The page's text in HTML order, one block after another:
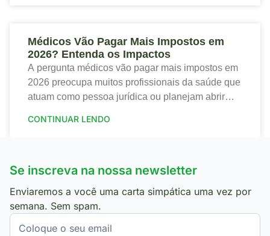
Médicos Vão Pagar Mais Impostos em
2026? Entenda os Impactos
A pergunta médicos vão pagar mais impostos em
2026 preocupa muitos profissionais da saúde que
atuam como pessoa jurídica ou planejam abrir
mudanças
CONTINUAR LENDO
Se inscreva na nossa newsletter
Enviaremos a você uma carta simpática uma vez por
semana. Sem spam.